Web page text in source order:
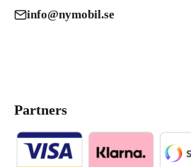
info@nymobil.se
Partners